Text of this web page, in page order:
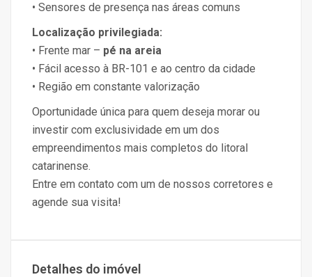
• Sensores de presença nas áreas comuns
Localização privilegiada:
• Frente mar – pé na areia
• Fácil acesso à BR-101 e ao centro da cidade
• Região em constante valorização
Oportunidade única para quem deseja morar ou
investir com exclusividade em um dos
empreendimentos mais completos do litoral
catarinense.
Entre em contato com um de nossos corretores e
agende sua visita!
Detalhes do imóvel